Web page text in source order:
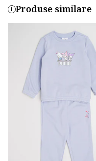
Produse similare